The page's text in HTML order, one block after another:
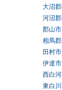
大沼
河沼
郡山市
相馬
田村市
伊達市
西白
東白